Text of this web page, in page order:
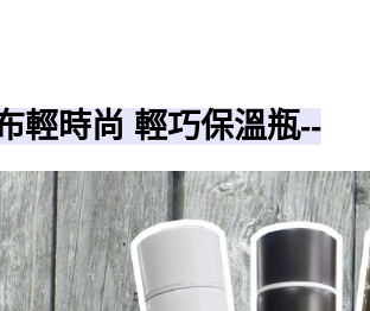
輕時尚 輕巧保溫瓶--